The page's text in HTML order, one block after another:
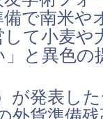
で南米や
て小麦や
と異色の
が発表し